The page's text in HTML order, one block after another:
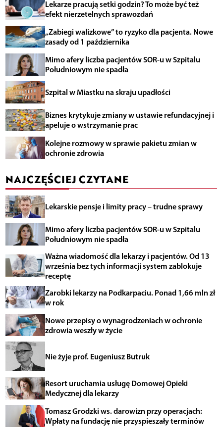
Lekarze pracują setki godzin? To może być też
efekt nierzetelnych sprawozdań
„Zabiegi walizkowe” to ryzyko dla pacjenta. Nowe
zasady od 1 października
Mimo afery liczba pacjentów SOR-u w Szpitalu
Południowym nie spadła
Szpital w Miastku na skraju upadłości
Biznes krytykuje zmiany w ustawie refundacyjnej i
apeluje o wstrzymanie prac
Kolejne rozmowy w sprawie pakietu zmian w
ochronie zdrowia
NAJCZĘŚCIEJ CZYTANE
Lekarskie pensje i limity pracy – trudne sprawy
Mimo afery liczba pacjentów SOR-u w Szpitalu
Południowym nie spadła
Ważna wiadomość dla lekarzy i pacjentów. Od 13
września bez tych informacji system zablokuje
receptę
Zarobki lekarzy na Podkarpaciu. Ponad 1,66 mln zł
w rok
Nowe przepisy o wynagrodzeniach w ochronie
zdrowia weszły w życie
Nie żyje prof. Eugeniusz Butruk
Resort uruchamia usługę Domowej Opieki
Medycznej dla lekarzy
Tomasz Grodzki ws. darowizn przy operacjach:
Wpłaty na fundację nie przyspieszały terminów